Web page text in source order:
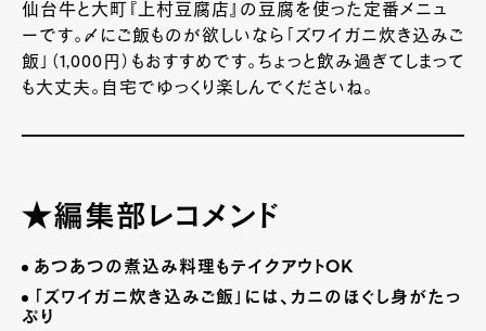
仙台牛と大町『上村豆腐店』の豆腐を使った定番メニュ
ーです。〆にご飯ものが欲しいなら「ズワイガニ炊き込みご
飯」（1,000円）もおすすめです。ちょっと飲み過ぎてしまって
も大丈夫。自宅でゆっくり楽しんでくださいね。
★編集部レコメンド
あつあつの煮込み料理もテイクアウトOK
「ズワイガニ炊き込みご飯」には、カニのほぐし身がたっ
ぷり